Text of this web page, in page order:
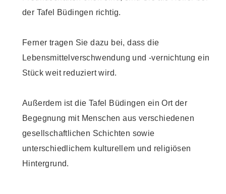
der Tafel Büdingen richtig.
Ferner tragen Sie dazu bei, dass die
Lebensmittelverschwendung und -vernichtung ein
Stück weit reduziert wird.
Außerdem ist die Tafel Büdingen ein Ort der
Begegnung mit Menschen aus verschiedenen
gesellschaftlichen Schichten sowie
unterschiedlichem kulturellem und religiösen
Hintergrund.